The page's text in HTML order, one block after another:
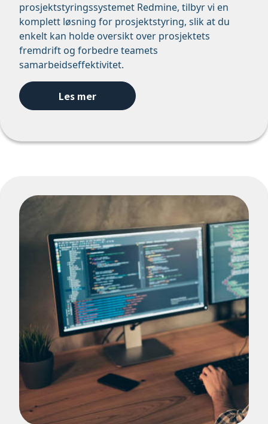
prosjektstyringssystemet Redmine, tilbyr vi en
komplett løsning for prosjektstyring, slik at du
enkelt kan holde oversikt over prosjektets
fremdrift og forbedre teamets
samarbeidseffektivitet.
Les mer